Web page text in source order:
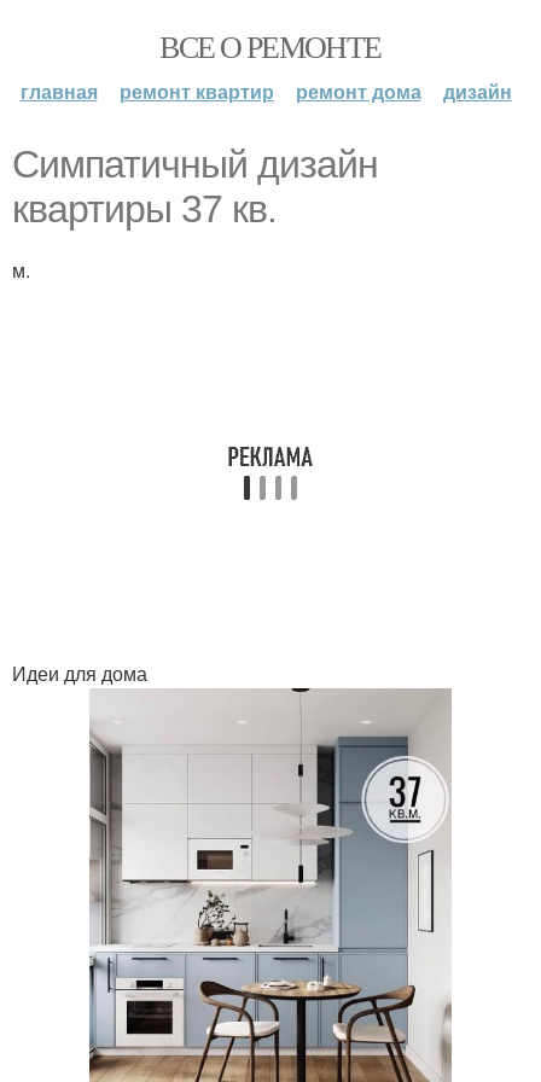
ВСЕ О РЕМОНТЕ
главная ремонт квартир ремонт дома дизайн
Симпатичный дизайн
квартиры 37 кв.
м.
Идеи для дома